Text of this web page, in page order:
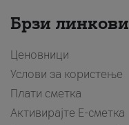
Брзи линкови
Ценовници
Услови за користење
Плати сметка
Активирајте Е-сметка